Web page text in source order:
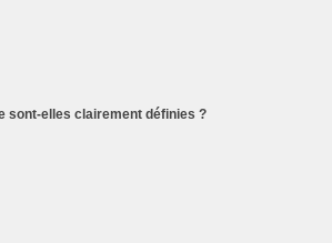
sont-elles clairement définies ?